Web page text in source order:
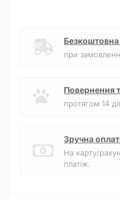
Безкоштовна
при
Повернення
протягом 14
Зручна
На карту/
платіж.